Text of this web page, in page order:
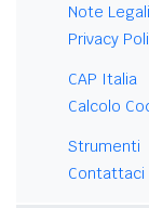
Note Legali
Privacy
CAP Italia
Calcolo
Strumenti
Contattaci